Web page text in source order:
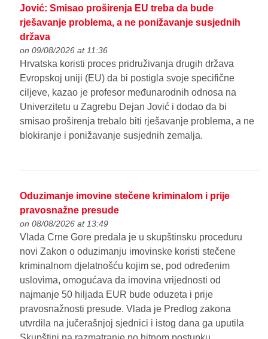
Jović: Smisao proširenja EU treba da bude
rješavanje problema, a ne ponižavanje susjednih
država
on 09/08/2026 at 11:36
Hrvatska koristi proces pridruživanja drugih država
Evropskoj uniji (EU) da bi postigla svoje specifične
ciljeve, kazao je profesor međunarodnih odnosa na
Univerzitetu u Zagrebu Dejan Jović i dodao da bi
smisao proširenja trebalo biti rješavanje problema, a ne
blokiranje i ponižavanje susjednih zemalja.
Oduzimanje imovine stečene kriminalom i prije
pravosnažne presude
on 08/08/2026 at 13:49
Vlada Crne Gore predala je u skupštinsku proceduru
novi Zakon o oduzimanju imovinske koristi stečene
kriminalnom djelatnošću kojim se, pod određenim
uslovima, omogućava da imovina vrijednosti od
najmanje 50 hiljada EUR bude oduzeta i prije
pravosnažnosti presude. Vlada je Predlog zakona
utvrdila na jučerašnjoj sjednici i istog dana ga uputila